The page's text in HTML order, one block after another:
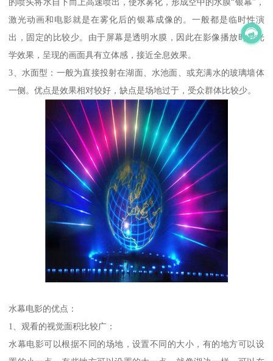
激光动画和电影就是在雾化后的银幕成像的。一般都是临时性演
出，固定的比较少。由于屏幕是透明水膜，因此在影像播放时有光
学效果，呈现的画面具有立体感，接近全息效果。
3、水面型：一般为直接投射在湖面、水池面、或充满水的玻璃墙体
一侧。优点是效果相对较好，缺点是场地过于，受众群体比较少。
水幕电影的优点：
1、观看的视觉面积比较广：
水幕电影可以根据不同的场地，设置不同的大小，有的地方可以设